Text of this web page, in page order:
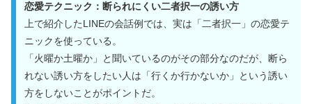
恋愛テクニック：断られにくい二者択一の誘い方
上で紹介したLINEの会話例では、実は「二者択一」の恋愛テ
ニックを使っている。
「火曜か土曜か」と聞いているのがその部分なのだが、断ら
れない誘い方をしたい人は「行くか行かないか」という誘い
方をしないことがポイントだ。